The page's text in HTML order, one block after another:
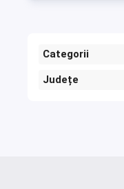
Categorii
Județe